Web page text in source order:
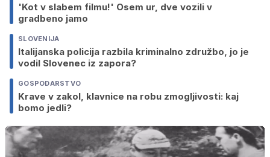
'Kot v slabem filmu!' Osem ur, dve vozili v
gradbeno jamo
SLOVENIJA
Italijanska policija razbila kriminalno združbo, jo je
vodil Slovenec iz zapora?
GOSPODARSTVO
Krave v zakol, klavnice na robu zmogljivosti: kaj
bomo jedli?